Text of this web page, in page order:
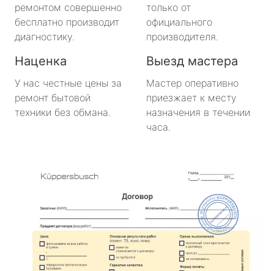
ремонтом совершенно
бесплатно производит
диагностику.
только от
официального
производителя.
Наценка
У нас честные цены за
ремонт бытовой
техники без обмана.
Выезд мастера
Мастер оперативно
приезжает к месту
назначения в течении
часа.